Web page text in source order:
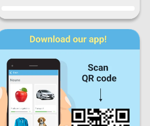
Haladás
Sze Cs
Szo V